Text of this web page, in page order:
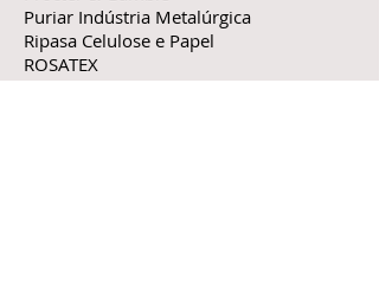
Puriar Indústria Metalúrgica
Ripasa Celulose e Papel
ROSATEX
Santa Inês Ind. de Embalagens